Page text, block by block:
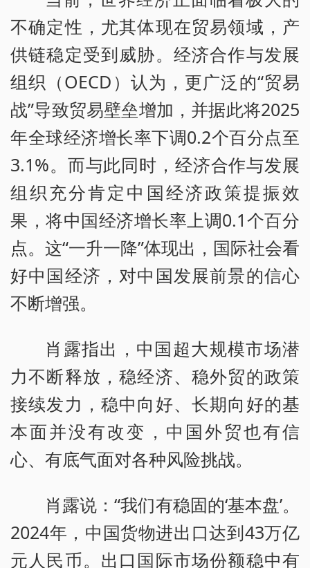
不确定性，尤其体现在贸易领域，产
供链稳定受到威胁。经济合作与发展
组织（OECD）认为，更广泛的“贸易
战”导致贸易壁垒增加，并据此将2025
年全球经济增长率下调0.2个百分点至
3.1%。而与此同时，经济合作与发展
组织充分肯定中国经济政策提振效
果，将中国经济增长率上调0.1个百分
点。这“一升一降”体现出，国际社会看
好中国经济，对中国发展前景的信心
不断增强。
肖露指出，中国超大规模市场潜
力不断释放，稳经济、稳外贸的政策
接续发力，稳中向好、长期向好的基
本面并没有改变，中国外贸也有信
心、有底气面对各种风险挑战。
肖露说：“我们有稳固的‘基本盘’。
2024年，中国货物进出口达到43万亿
元人民币。出口国际市场份额稳中有